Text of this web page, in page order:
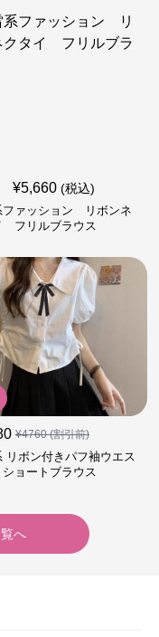
¥5,660 (税込)
ファッション リボンネ
フリルブラウス
¥4760(割引前)
リボン付きパフ袖ウエス
ショートブラウス
へ